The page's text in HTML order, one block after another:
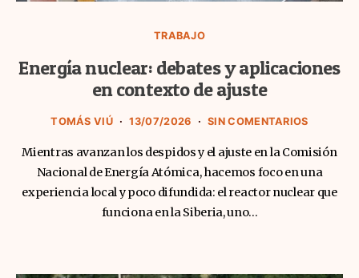
TRABAJO
Energía nuclear: debates y aplicaciones
en contexto de ajuste
TOMÁS VIÚ 13/07/2026 SIN COMENTARIOS
Mientras avanzan los despidos y el ajuste en la Comisión
Nacional de Energía Atómica, hacemos foco en una
experiencia local y poco difundida: el reactor nuclear que
funciona en la Siberia, uno…